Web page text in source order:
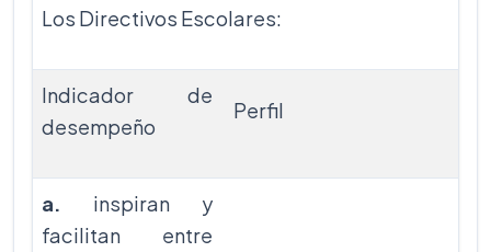
Los Directivos Escolares:
Indicador de
desempeño
Perfil
a. inspiran y
facilitan entre